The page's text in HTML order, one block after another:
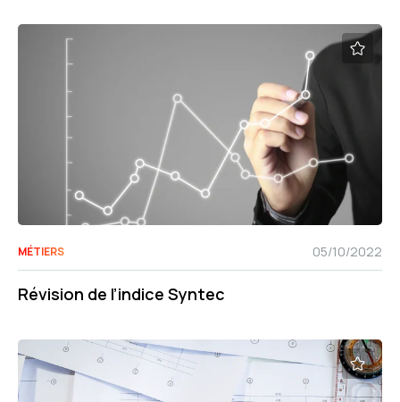
MÉTIERS 05/10/2022
Révision de l’indice Syntec